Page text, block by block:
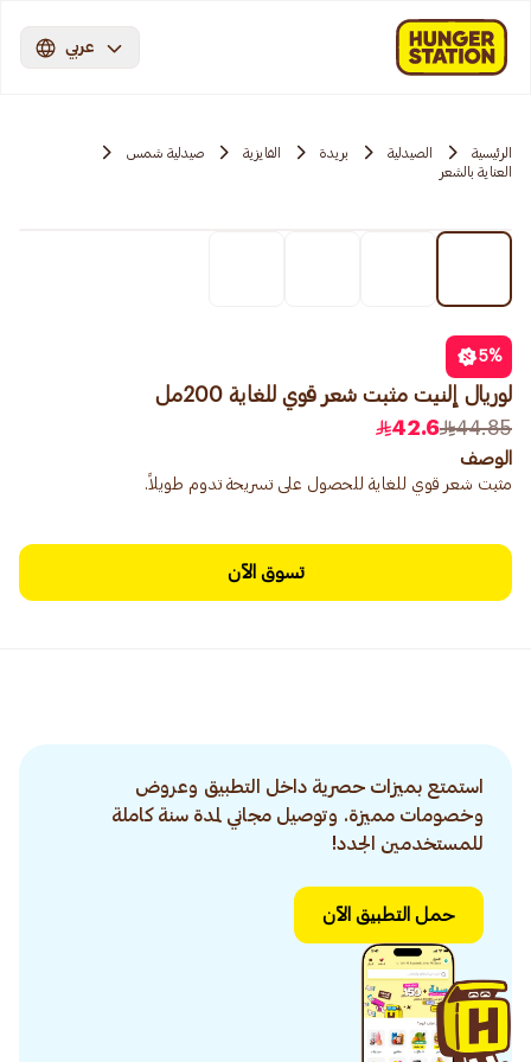
عربي
الرئيسية الصيدلية بريدة الفايزية
صيدلية شمس
العناية بالشعر
5%
لوريال إلنيت مثبت شعر قوي للغاية 200مل
44.85
42.6
الوصف
مثبت شعر قوي للغاية للحصول على تسريحة تدوم طويلاً.
تسوق الآن
استمتع بميزات حصرية داخل التطبيق وعروض
وخصومات مميزة. وتوصيل مجاني لمدة سنة كاملة
للمستخدمين الجدد!
حمل التطبيق الآن